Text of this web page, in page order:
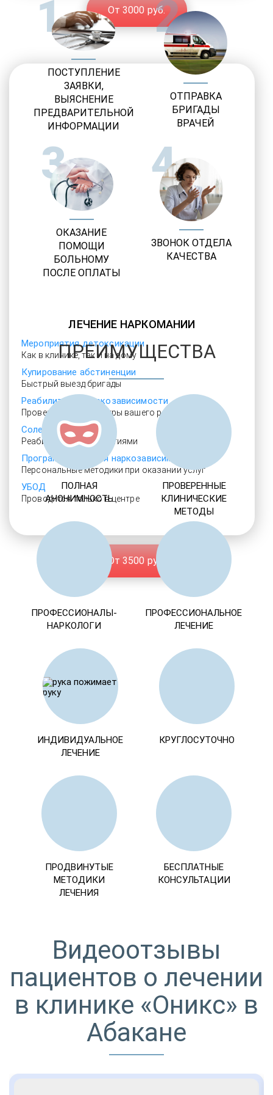
От 3000 руб.
ЛЕЧЕНИЕ НАРКОМАНИИ
Мероприятия детоксикации
Как в клинике, так и на дому
Купирование абстиненции
Быстрый выезд бригады
Реабилитация наркозависимости
Проверенные ребцентры вашего региона
Солевая аддикция
Реабилитация с гарантиями
Программы лечения наркозависимости
Персональные методики при оказании услуг
УБОД
Проводится только в центре
От 3500 руб.
1
ПОСТУПЛЕНИЕ
ЗАЯВКИ,
ВЫЯСНЕНИЕ
ПРЕДВАРИТЕЛЬНОЙ
ИНФОРМАЦИИ
2
ОТПРАВКА
БРИГАДЫ
ВРАЧЕЙ
3
ОКАЗАНИЕ
ПОМОЩИ
БОЛЬНОМУ
ПОСЛЕ ОПЛАТЫ
4
ЗВОНОК ОТДЕЛА
КАЧЕСТВА
ПРЕИМУЩЕСТВА
ПОЛНАЯ
АНОНИМНОСТЬ
ПРОВЕРЕННЫЕ
КЛИНИЧЕСКИЕ
МЕТОДЫ
ПРОФЕССИОНАЛЫ-
НАРКОЛОГИ
ПРОФЕССИОНАЛЬНОЕ
ЛЕЧЕНИЕ
ИНДИВИДУАЛЬНОЕ
ЛЕЧЕНИЕ
КРУГЛОСУТОЧНО
ПРОДВИНУТЫЕ
МЕТОДИКИ
ЛЕЧЕНИЯ
БЕСПЛАТНЫЕ
КОНСУЛЬТАЦИИ
Видеоотзывы
пациентов о лечении
в клинике «Оникс» в
Абакане